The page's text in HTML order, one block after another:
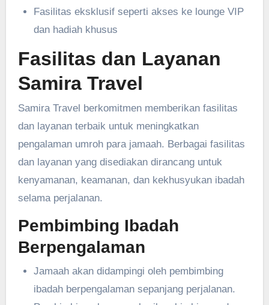
Fasilitas eksklusif seperti akses ke lounge VIP
dan hadiah khusus
Fasilitas dan Layanan
Samira Travel
Samira Travel berkomitmen memberikan fasilitas
dan layanan terbaik untuk meningkatkan
pengalaman umroh para jamaah. Berbagai fasilitas
dan layanan yang disediakan dirancang untuk
kenyamanan, keamanan, dan kekhusyukan ibadah
selama perjalanan.
Pembimbing Ibadah
Berpengalaman
Jamaah akan didampingi oleh pembimbing
ibadah berpengalaman sepanjang perjalanan.